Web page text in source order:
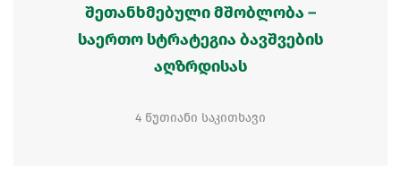
შეთანხმებული მშობლობა –
საერთო სტრატეგია ბავშვების
აღზრდისას
4 წუთიანი საკითხავი